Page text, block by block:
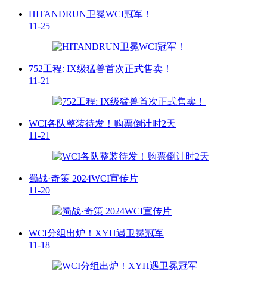
HITANDRUN卫冕WCI冠军！
11-25
752工程: IX级猛兽首次正式售卖！
11-21
WCI各队整装待发！购票倒计时2天
11-21
蜀战·奇策 2024WCI宣传片
11-20
WCI分组出炉！XYH遇卫冕冠军
11-18